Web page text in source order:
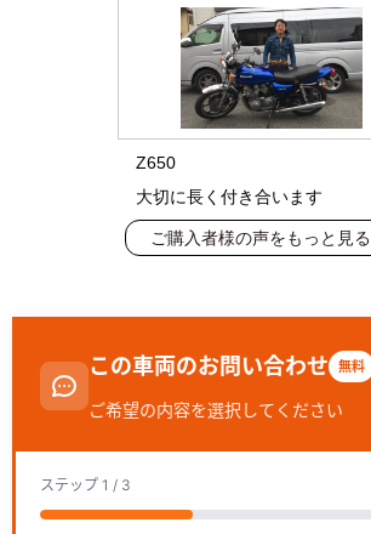
Z650
大切に長く付き合います
ご購入者様の声をもっと見る
この車両のお問い合わせ 無料
ご希望の内容を選択してください
ステップ 1 / 3